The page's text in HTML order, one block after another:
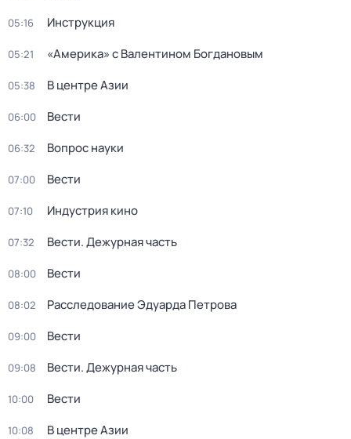
05:16 Инструкция
05:21 «Америка» с Валентином Богдановым
05:38 В центре Азии
06:00 Вести
06:32 Вопрос науки
07:00 Вести
07:10 Индустрия кино
07:32 Вести. Дежурная часть
08:00 Вести
08:02 Расследование Эдуарда Петрова
09:00 Вести
09:08 Вести. Дежурная часть
10:00 Вести
10:08 В центре Азии